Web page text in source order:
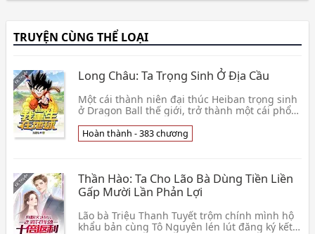
TRUYỆN CÙNG THỂ LOẠI
Long Châu: Ta Trọng Sinh Ở Địa Cầu
Một cái thành niên đại thúc Heiban trọng sinh
ở Dragon Ball thế giới, trở thành một cái phổ
hiện👦 Cửu Ngũ Thất
Hoàn thành - 383 chương
Thần Hào: Ta Cho Lão Bà Dùng Tiền Liền
Gấp Mười Lần Phản Lợi
Lão bà Triệu Thanh Tuyết trộm chính mình hộ
khẩu bản cùng Tô Nguyên lén lút đăng ký kết